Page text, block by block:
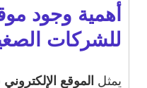
أهمية وجود
للشركات
يمثل الموقع الإلكتروني